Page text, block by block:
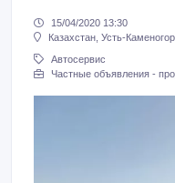
15/04/2020 13:30
Казахстан, Усть-
Автосервис
Частные объявления -